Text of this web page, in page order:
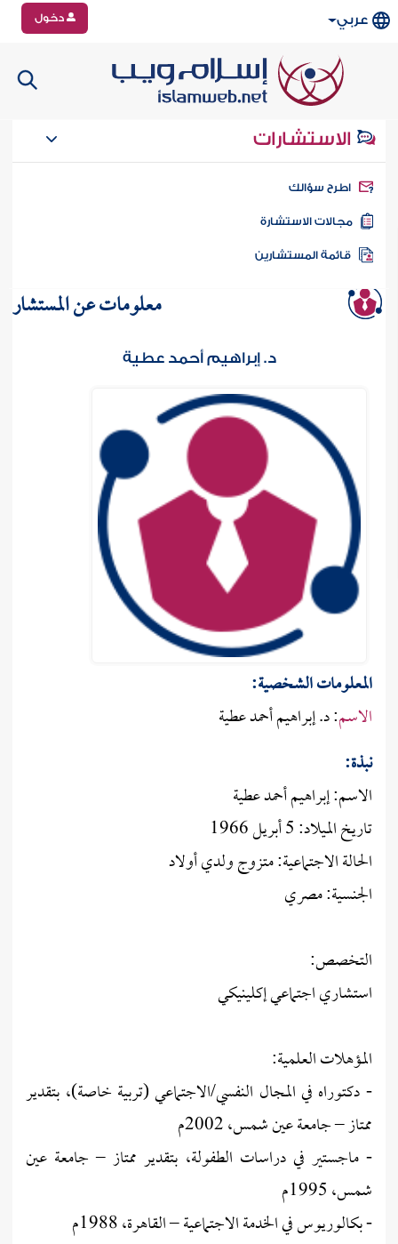
عربي دخول
الاستشارات
سؤالك
الاستشارة
المستشارين معلومات عن المستشار
د. إبراهيم أحمد عطية
المعلومات الشـخصية:
الاسم: د. إبراهيم أحمد عطية
نبذة:
الاسم: إبراهيم أحمد عطية
تاريخ الميلاد: 5 أبريل 1966
الحالة الاجتماعية: متزوج ولدي أولاد
الجنسية: مصري
التخصص:
استشاري اجتماعي إكلينيكي
المؤهلات العلمية:
- دكتوراه في المجال النفسي/الاجتماعي (تربية خاصة)، بتقدير
ممتاز – جامعة عين شمس، 2002م
- ماجستير في دراسات الطفولة، بتقدير ممتاز – جامعة عين
شمس، 1995م
- بكالوريوس في الخدمة الاجتماعية – القاهرة، 1988م